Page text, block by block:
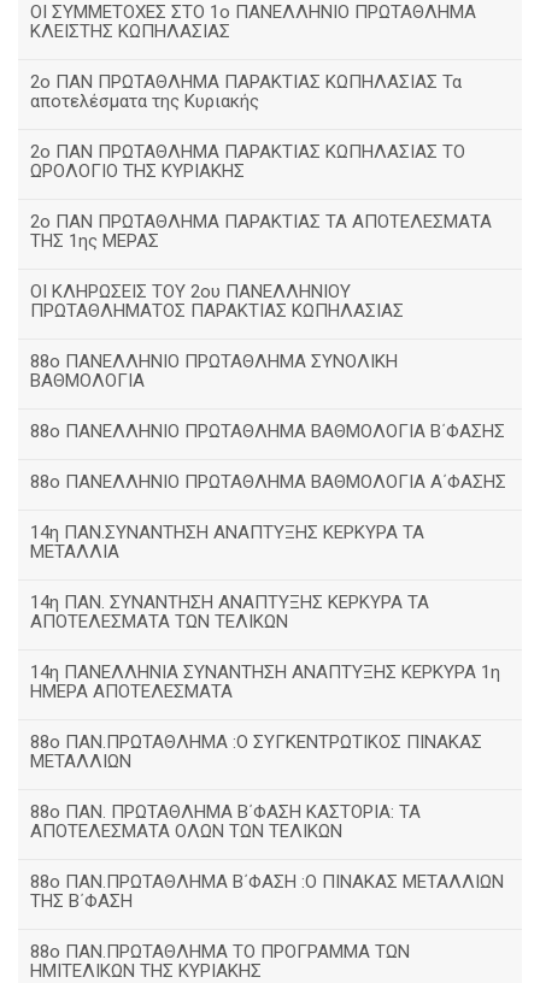
ΟΙ ΣΥΜΜΕΤΟΧΕΣ ΣΤΟ 1ο ΠΑΝΕΛΛΗΝΙΟ ΠΡΩΤΑΘΛΗΜΑ
ΚΛΕΙΣΤΗΣ ΚΩΠΗΛΑΣΙΑΣ
2ο ΠΑΝ ΠΡΩΤΑΘΛΗΜΑ ΠΑΡΑΚΤΙΑΣ ΚΩΠΗΛΑΣΙΑΣ Τα
αποτελέσματα της Κυριακής
2ο ΠΑΝ ΠΡΩΤΑΘΛΗΜΑ ΠΑΡΑΚΤΙΑΣ ΚΩΠΗΛΑΣΙΑΣ ΤΟ
ΩΡΟΛΟΓΙΟ ΤΗΣ ΚΥΡΙΑΚΗΣ
2ο ΠΑΝ ΠΡΩΤΑΘΛΗΜΑ ΠΑΡΑΚΤΙΑΣ ΤΑ ΑΠΟΤΕΛΕΣΜΑΤΑ
ΤΗΣ 1ης ΜΕΡΑΣ
ΟΙ ΚΛΗΡΩΣΕΙΣ ΤΟΥ 2ου ΠΑΝΕΛΛΗΝΙΟΥ
ΠΡΩΤΑΘΛΗΜΑΤΟΣ ΠΑΡΑΚΤΙΑΣ ΚΩΠΗΛΑΣΙΑΣ
88ο ΠΑΝΕΛΛΗΝΙΟ ΠΡΩΤΑΘΛΗΜΑ ΣΥΝΟΛΙΚΗ
ΒΑΘΜΟΛΟΓΙΑ
88ο ΠΑΝΕΛΛΗΝΙΟ ΠΡΩΤΑΘΛΗΜΑ ΒΑΘΜΟΛΟΓΙΑ Β΄ΦΑΣΗΣ
88ο ΠΑΝΕΛΛΗΝΙΟ ΠΡΩΤΑΘΛΗΜΑ ΒΑΘΜΟΛΟΓΙΑ Α΄ΦΑΣΗΣ
14η ΠΑΝ.ΣΥΝΑΝΤΗΣΗ ΑΝΑΠΤΥΞΗΣ ΚΕΡΚΥΡΑ ΤΑ
ΜΕΤΑΛΛΙΑ
14η ΠΑΝ. ΣΥΝΑΝΤΗΣΗ ΑΝΑΠΤΥΞΗΣ ΚΕΡΚΥΡΑ ΤΑ
ΑΠΟΤΕΛΕΣΜΑΤΑ ΤΩΝ ΤΕΛΙΚΩΝ
14η ΠΑΝΕΛΛΗΝΙΑ ΣΥΝΑΝΤΗΣΗ ΑΝΑΠΤΥΞΗΣ ΚΕΡΚΥΡΑ 1η
ΗΜΕΡΑ ΑΠΟΤΕΛΕΣΜΑΤΑ
88ο ΠΑΝ.ΠΡΩΤΑΘΛΗΜΑ :Ο ΣΥΓΚΕΝΤΡΩΤΙΚΟΣ ΠΙΝΑΚΑΣ
ΜΕΤΑΛΛΙΩΝ
88ο ΠΑΝ. ΠΡΩΤΑΘΛΗΜΑ Β΄ΦΑΣΗ ΚΑΣΤΟΡΙΑ: ΤΑ
ΑΠΟΤΕΛΕΣΜΑΤΑ ΟΛΩΝ ΤΩΝ ΤΕΛΙΚΩΝ
88ο ΠΑΝ.ΠΡΩΤΑΘΛΗΜΑ Β΄ΦΑΣΗ :Ο ΠΙΝΑΚΑΣ ΜΕΤΑΛΛΙΩΝ
ΤΗΣ Β΄ΦΑΣΗ
88ο ΠΑΝ.ΠΡΩΤΑΘΛΗΜΑ ΤΟ ΠΡΟΓΡΑΜΜΑ ΤΩΝ
ΗΜΙΤΕΛΙΚΩΝ ΤΗΣ ΚΥΡΙΑΚΗΣ